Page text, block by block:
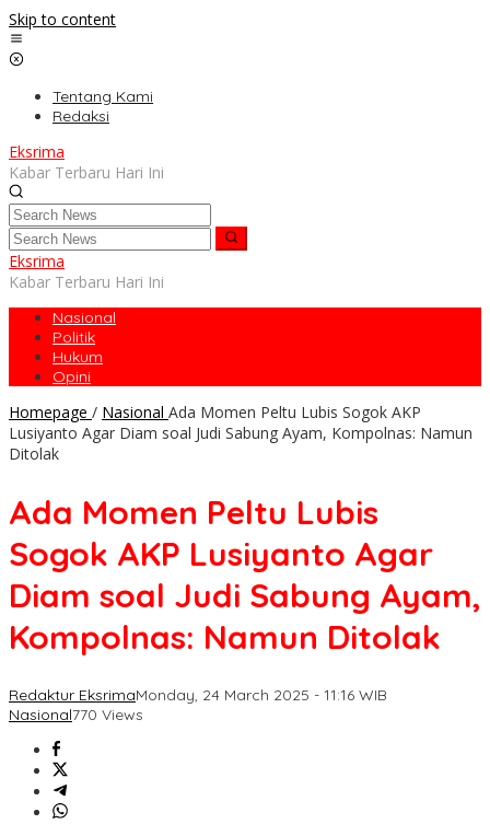
Skip to content
Tentang Kami
Redaksi
Eksrima
Kabar Terbaru Hari Ini
Eksrima
Kabar Terbaru Hari Ini
Nasional
Politik
Hukum
Opini
Homepage / Nasional Ada Momen Peltu Lubis Sogok AKP
Lusiyanto Agar Diam soal Judi Sabung Ayam, Kompolnas: Namun
Ditolak
Ada Momen Peltu Lubis
Sogok AKP Lusiyanto Agar
Diam soal Judi Sabung Ayam,
Kompolnas: Namun Ditolak
Redaktur EksrimaMonday, 24 March 2025 - 11:16 WIB
Nasional770 Views